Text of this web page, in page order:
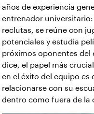
años de experiencia
entrenador
reclutas, se reúne con
potenciales y estudia
próximos oponentes del
dice, el papel más
en el éxito del equipo es
relacionarse con su
dentro como fuera de la